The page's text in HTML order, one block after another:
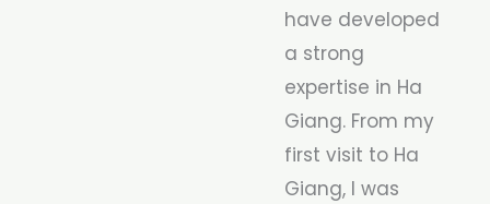
have developed
a strong
expertise in Ha
Giang. From my
first visit to Ha
Giang, I was